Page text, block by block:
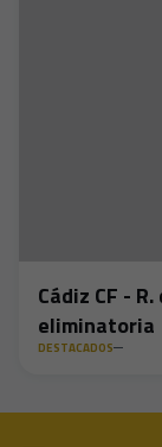
Cádiz CF -
eliminatoria
DESTACADOS